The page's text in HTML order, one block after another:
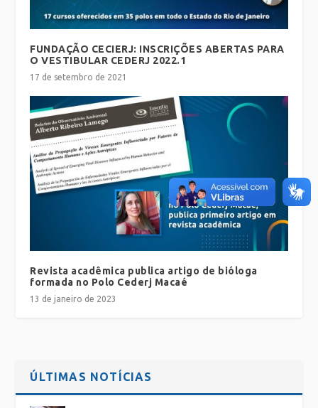
FUNDAÇÃO CECIERJ: INSCRIÇÕES ABERTAS PARA
O VESTIBULAR CEDERJ 2022.1
17 de setembro de 2021
Revista acadêmica publica artigo de bióloga
formada no Polo Cederj Macaé
13 de janeiro de 2023
ÚLTIMAS NOTÍCIAS